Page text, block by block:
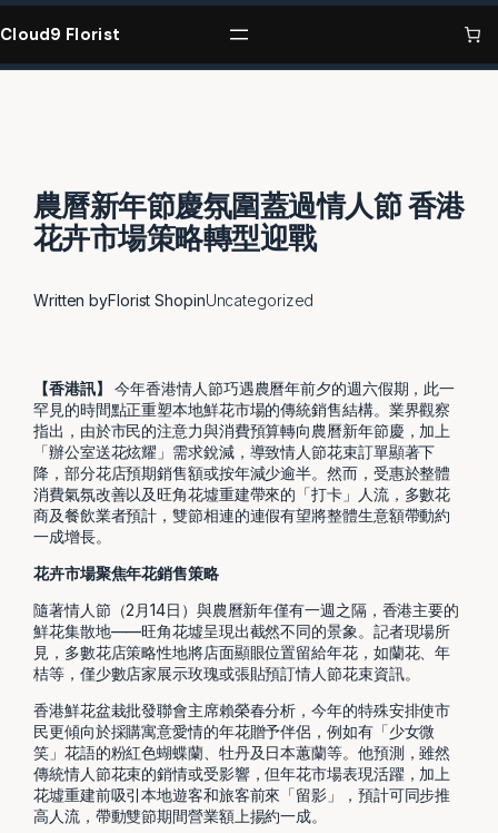
Skip
to
Cloud9 Florist
農曆新年節慶氛圍蓋過情人節 香港
花卉市場策略轉型迎戰
Written byFlorist ShopinUncategorized
【香港訊】
今年香港情人節巧遇農曆年前夕的週六假期，此一
罕見的時間點正重塑本地鮮花市場的傳統銷售結構。業界觀察
指出，由於市民的注意力與消費預算轉向農曆新年節慶，加上
「辦公室送花炫耀」需求銳減，導致情人節花束訂單顯著下
降，部分花店預期銷售額或按年減少逾半。然而，受惠於整體
消費氣氛改善以及旺角花墟重建帶來的「打卡」人流，多數花
商及餐飲業者預計，雙節相連的連假有望將整體生意額帶動約
一成增長。
花卉市場聚焦年花銷售策略
隨著情人節（2月14日）與農曆新年僅有一週之隔，香港主要的
鮮花集散地——旺角花墟呈現出截然不同的景象。記者現場所
見，多數花店策略性地將店面顯眼位置留給年花，如蘭花、年
桔等，僅少數店家展示玫瑰或張貼預訂情人節花束資訊。
香港鮮花盆栽批發聯會主席賴榮春分析，今年的特殊安排使市
民更傾向於採購寓意愛情的年花贈予伴侶，例如有「少女微
笑」花語的粉紅色蝴蝶蘭、牡丹及日本蕙蘭等。他預測，雖然
傳統情人節花束的銷情或受影響，但年花市場表現活躍，加上
花墟重建前吸引本地遊客和旅客前來「留影」，預計可同步推
高人流，帶動雙節期間營業額上揚約一成。